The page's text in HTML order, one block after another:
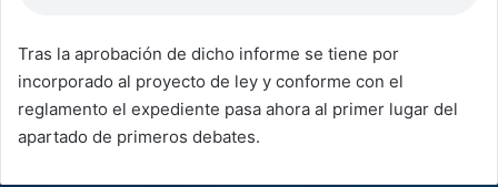
Tras la aprobación de dicho informe se tiene por
incorporado al proyecto de ley y conforme con el
reglamento el expediente pasa ahora al primer lugar del
apartado de primeros debates.